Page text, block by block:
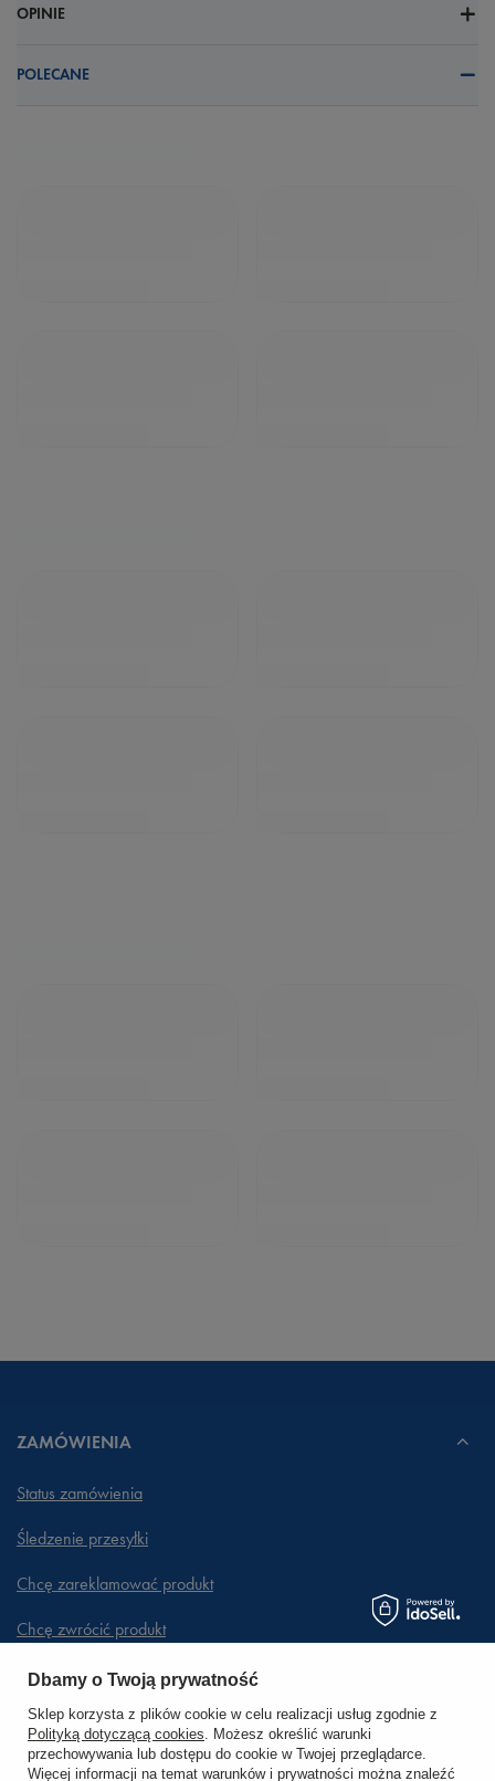
OPINIE
POLECANE
ZAMÓWIENIA
Status zamówienia
Śledzenie przesyłki
Chcę zareklamować produkt
Chcę zwrócić produkt
Chcę wymienić towar
KONTO
Dbamy o Twoją prywatność
Sklep korzysta z plików cookie w celu realizacji usług zgodnie z
Polityką dotyczącą cookies. Możesz określić warunki
przechowywania lub dostępu do cookie w Twojej przeglądarce.
Więcej informacji na temat warunków i prywatności można znaleźć